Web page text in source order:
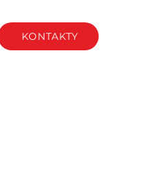
KONTAKTY